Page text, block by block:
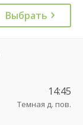
Выбрать
14:45
Темная д. пов.